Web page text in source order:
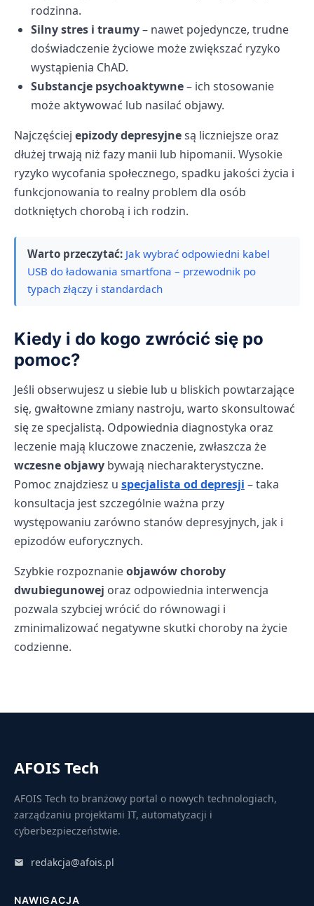
rodzinna.
Silny stres i traumy– nawet pojedyncze, trudne
doświadczenie życiowe może zwiększać ryzyko
wystąpienia ChAD.
Substancje psychoaktywne– ich stosowanie
może aktywować lub nasilać objawy.
Najczęściej epizody depresyjnesą liczniejsze oraz
dłużej trwają niż fazy manii lub hipomanii. Wysokie
ryzyko wycofania społecznego, spadku jakości życia i
funkcjonowania to realny problem dla osób
dotkniętych chorobą i ich rodzin.
Warto przeczytać: Jak wybrać odpowiedni kabel
USB do ładowania smartfona – przewodnik po
typach złączy i standardach
Kiedy i do kogo zwrócić się po
pomoc?
Jeśli obserwujesz u siebie lub u bliskich powtarzające
się, gwałtowne zmiany nastroju, warto skonsultować
się ze specjalistą. Odpowiednia diagnostyka oraz
leczenie mają kluczowe znaczenie, zwłaszcza że
wczesne objawy bywają niecharakterystyczne.
Pomoc znajdziesz u specjalista od depresji – taka
konsultacja jest szczególnie ważna przy
występowaniu zarówno stanów depresyjnych, jak i
epizodów euforycznych.
Szybkie rozpoznanieobjawów choroby
dwubiegunowej oraz odpowiednia interwencja
pozwala szybciej wrócić do równowagi i
zminimalizować negatywne skutki choroby na życie
codzienne.
AFOIS Tech
AFOIS Tech to branżowy portal o nowych technologiach,
zarządzaniu projektami IT, automatyzacji i
cyberbezpieczeństwie.
redakcja@afois.pl
NAWIGACJA